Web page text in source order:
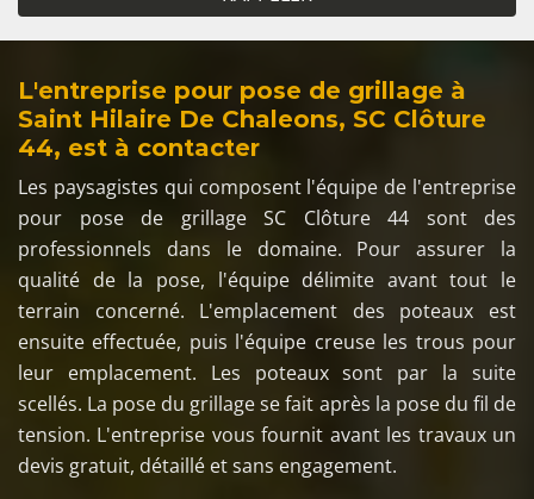
L'entreprise pour pose de grillage à
Saint Hilaire De Chaleons, SC Clôture
44, est à contacter
Les paysagistes qui composent l'équipe de l'entreprise
pour pose de grillage SC Clôture 44 sont des
professionnels dans le domaine. Pour assurer la
qualité de la pose, l'équipe délimite avant tout le
terrain concerné. L'emplacement des poteaux est
ensuite effectuée, puis l'équipe creuse les trous pour
leur emplacement. Les poteaux sont par la suite
scellés. La pose du grillage se fait après la pose du fil de
tension. L'entreprise vous fournit avant les travaux un
devis gratuit, détaillé et sans engagement.